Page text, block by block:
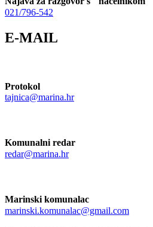
021/796-542
E-MAIL
Protokol
tajnica@marina.hr
Komunalni redar
redar@marina.hr
Marinski komunalac
marinski.komunalac@gmail.com